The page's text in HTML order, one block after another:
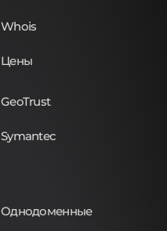
Whois
Цены
GeoTrust
Symantec
Однодоменные